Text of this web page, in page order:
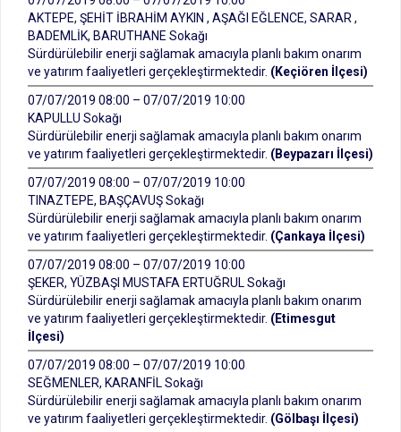
AKTEPE, ŞEHİT İBRAHİM AYKIN , AŞAĞI EĞLENCE, SARAR ,
BADEMLİK, BARUTHANE Sokağı
Sürdürülebilir enerji sağlamak amacıyla planlı bakım onarım
ve yatırım faaliyetleri gerçekleştirmektedir. (Keçiören İlçesi)
07/07/2019 08:00 – 07/07/2019 10:00
KAPULLU Sokağı
Sürdürülebilir enerji sağlamak amacıyla planlı bakım onarım
ve yatırım faaliyetleri gerçekleştirmektedir. (Beypazarı İlçesi)
07/07/2019 08:00 – 07/07/2019 10:00
TINAZTEPE, BAŞÇAVUŞ Sokağı
Sürdürülebilir enerji sağlamak amacıyla planlı bakım onarım
ve yatırım faaliyetleri gerçekleştirmektedir. (Çankaya İlçesi)
07/07/2019 08:00 – 07/07/2019 10:00
ŞEKER, YÜZBAŞI MUSTAFA ERTUĞRUL Sokağı
Sürdürülebilir enerji sağlamak amacıyla planlı bakım onarım
ve yatırım faaliyetleri gerçekleştirmektedir. (Etimesgut
İlçesi)
07/07/2019 08:00 – 07/07/2019 10:00
SEĞMENLER, KARANFİL Sokağı
Sürdürülebilir enerji sağlamak amacıyla planlı bakım onarım
ve yatırım faaliyetleri gerçekleştirmektedir. (Gölbaşı İlçesi)